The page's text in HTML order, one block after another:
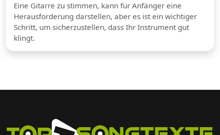
Eine Gitarre zu stimmen, kann für Anfänger eine
Herausforderung darstellen, aber es ist ein wichtiger
Schritt, um sicherzustellen, dass Ihr Instrument gut
klingt.